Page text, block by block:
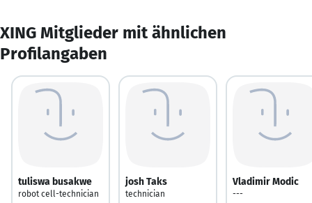
XING Mitglieder mit ähnlichen
Profilangaben
tuliswa busakwe
robot cell-technician
josh Taks
technician
Vladimir Modic
---